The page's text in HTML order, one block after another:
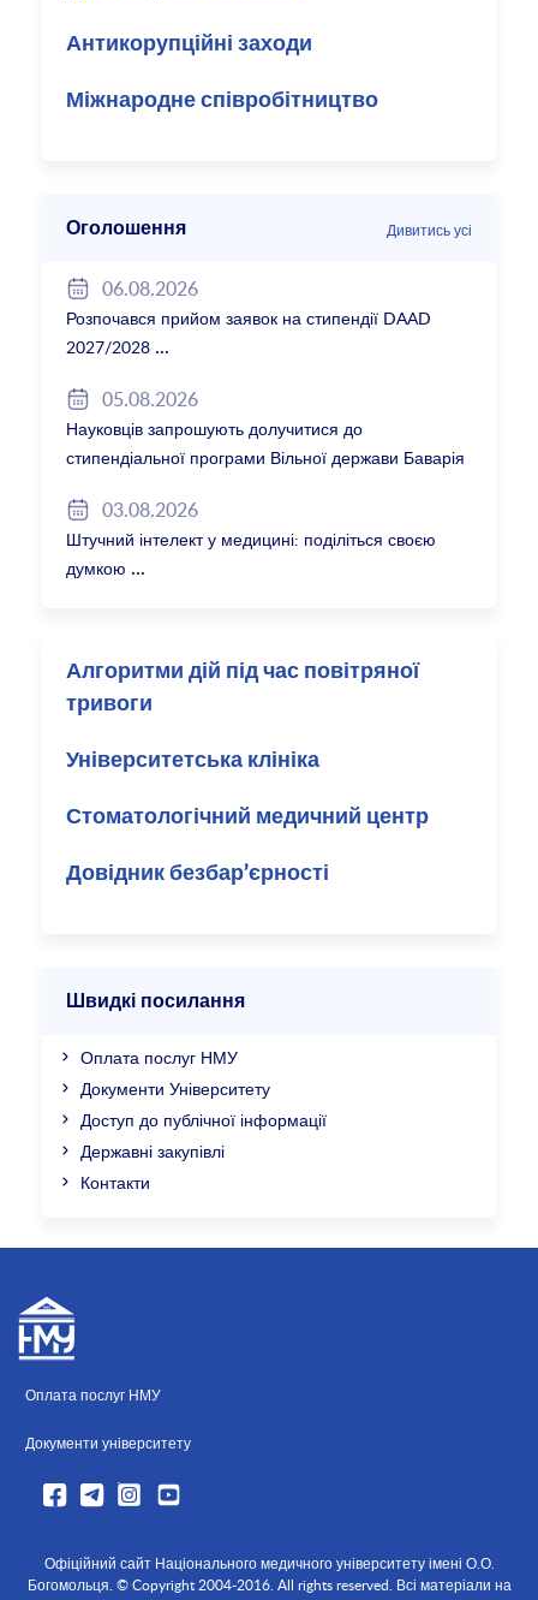
Антикорупційні заходи
Міжнародне співробітництво
Оголошення Дивитись усі
06.08.2026
Розпочався прийом заявок на стипендії DAAD
2027/2028
05.08.2026
Науковців запрошують долучитися до
стипендіальної програми Вільної держави Баварія
03.08.2026
Штучний інтелект у медицині: поділіться своєю
думкою
Алгоритми дій під час повітряної
тривоги
Університетська клініка
Стоматологічний медичний центр
Довідник безбар’єрності
Швидкі посилання
Оплата послуг НМУ
Документи Університету
Доступ до публічної інформації
Державні закупівлі
Контакти
Оплата послуг НМУ
Документи університету
Офіційний сайт Національного медичного університету імені О.О.
Богомольця. © Copyright 2004-2016. All rights reserved. Всі матеріали на